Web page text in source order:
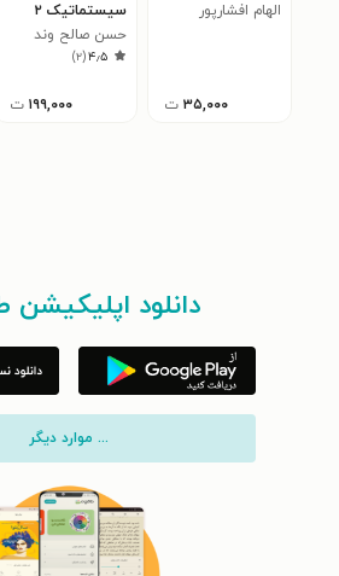
الهام افشارپور
۳۵,۰۰۰ ت
سیستماتیک ۲
دامپزشکی
حسن صالح وند
۴٫۵(۲)
۱۹۹,۰۰۰ ت
دانلود اپلیکیشن
... موارد دیگر